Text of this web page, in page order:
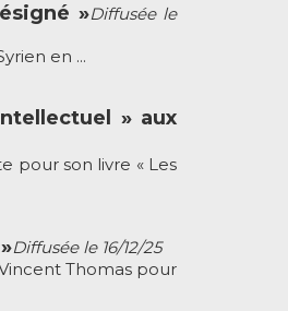
»Diffusée le
en ...
» aux
pour son livre « Les
Diffusée le 16/12/25
Thomas pour